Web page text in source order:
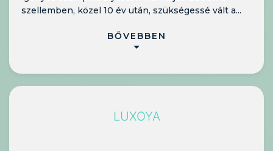
szellemben, közel 10 év után, szükségessé vált a...
BŐVEBBEN
LUXOYA